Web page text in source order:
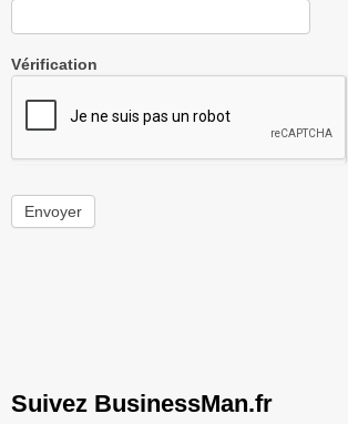
Vérification
Envoyer
Suivez BusinessMan.fr